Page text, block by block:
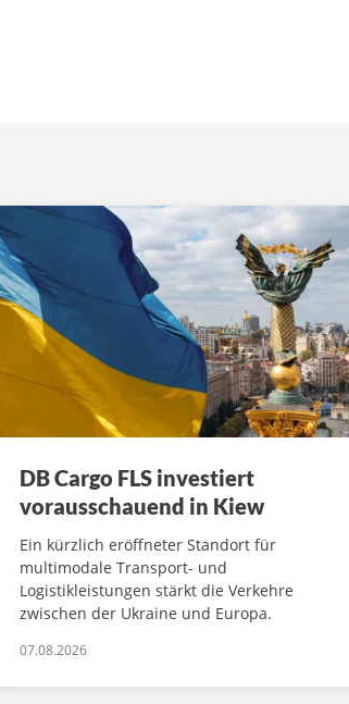
DB Cargo FLS investiert
vorausschauend in Kiew
Ein kürzlich eröffneter Standort für
multimodale Transport- und
Logistikleistungen stärkt die Verkehre
zwischen der Ukraine und Europa.
07.08.2026